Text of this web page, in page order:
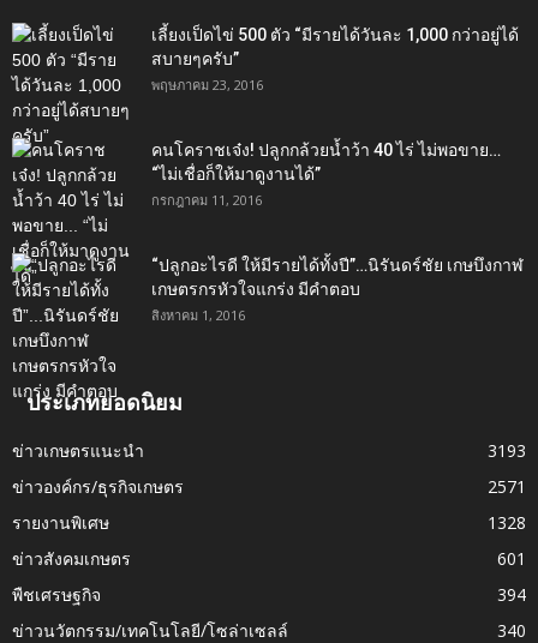
เลี้ยงเป็ดไข่ 500 ตัว “มีรายได้วันละ 1,000 กว่าอยู่ได้
สบายๆครับ”
พฤษภาคม 23, 2016
คนโคราชเจ๋ง! ปลูกกล้วยน้ำว้า 40 ไร่ ไม่พอขาย…
“ไม่เชื่อก็ให้มาดูงานได้”‬
กรกฎาคม 11, 2016
“ปลูกอะไรดี ให้มีรายได้ทั้งปี”…นิรันดร์ชัย เกษบึงกาฬ
เกษตรกรหัวใจแกร่ง มีคำตอบ
สิงหาคม 1, 2016
ประเภทยอดนิยม
ข่าวเกษตรแนะนำ
3193
ข่าวองค์กร/ธุรกิจเกษตร
2571
รายงานพิเศษ
1328
ข่าวสังคมเกษตร
601
พืชเศรษฐกิจ
394
ข่าวนวัตกรรม/เทคโนโลยี/โซล่าเซลล์
340